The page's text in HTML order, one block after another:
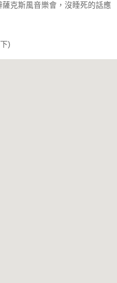
克斯風音樂會，沒睡死的話應
)